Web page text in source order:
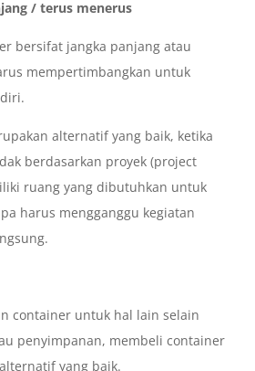
/ terus menerus
bersifat jangka panjang atau
mempertimbangkan untuk
alternatif yang baik, ketika
berdasarkan proyek (project
ruang yang dibutuhkan untuk
harus mengganggu kegiatan
container untuk hal lain selain
penyimpanan, membeli container
yang baik.